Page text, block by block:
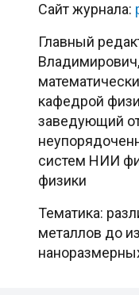
Сайт журнала:
Главный
кафедрой
заведующий
систем НИИ
физики
Тематика:
металлов до